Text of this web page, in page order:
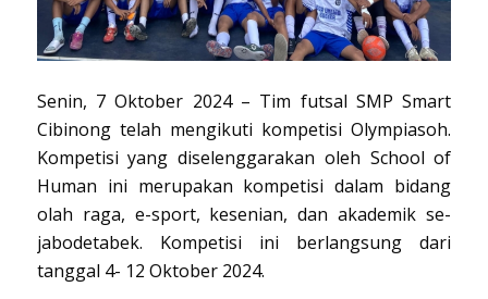
Senin, 7 Oktober 2024 – Tim futsal SMP Smart
Cibinong telah mengikuti kompetisi Olympiasoh.
Kompetisi yang diselenggarakan oleh School of
Human ini merupakan kompetisi dalam bidang
olah raga, e-sport, kesenian, dan akademik se-
jabodetabek. Kompetisi ini berlangsung dari
tanggal 4- 12 Oktober 2024.